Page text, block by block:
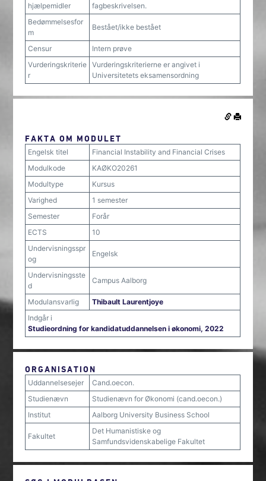
hjælpemidler
fagbeskrivelsen.
Bedømmelsesfor
m
Bestået/ikke bestået
Censur
Intern prøve
Vurderingskriterie
r
Vurderingskriterierne er angivet i
Universitetets eksamensordning
FAKTA OM MODULET
Engelsk titel
Financial Instability and Financial Crises
Modulkode
KAØKO20261
Modultype
Kursus
Varighed
1 semester
Semester
Forår
ECTS
10
Undervisningsspr
og
Engelsk
Undervisningsste
d
Campus Aalborg
Modulansvarlig
Thibault Laurentjoye
Indgår i
Studieordning for kandidatuddannelsen i økonomi, 2022
ORGANISATION
Uddannelsesejer
Cand.oecon.
Studienævn
Studienævn for Økonomi (cand.oecon.)
Institut
Aalborg University Business School
Fakultet
Det Humanistiske og
Samfundsvidenskabelige Fakultet